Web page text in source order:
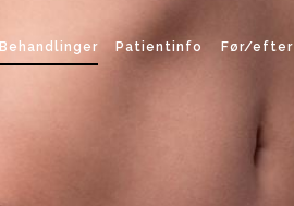
Behandlinger Patientinfo Før/efter